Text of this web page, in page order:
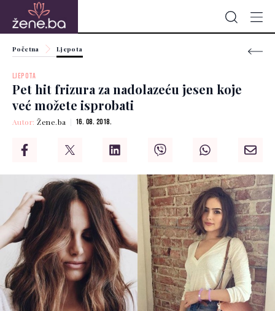
Početna Ljepota
LJEPOTA
Pet hit frizura za nadolazeću jesen koje
već možete isprobati
Autor:Žene.ba 16. 08. 2018.